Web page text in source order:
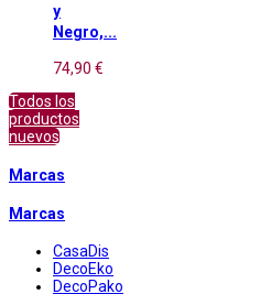
y
Negro,...
74,90 €
Todos los
productos
nuevos
Marcas
Marcas
CasaDis
DecoEko
DecoPako